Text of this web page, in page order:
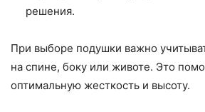
решения.
При выборе подушки важно
на спине, боку или животе. Это
оптимальную жесткость и высоту.